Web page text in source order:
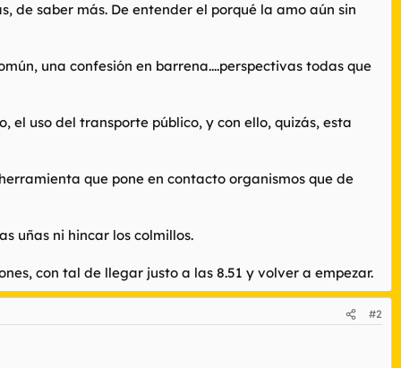
saber más. De entender el porqué la amo aún sin
una confesión en barrena....perspectivas todas que
el uso del transporte público, y con ello, quizás, esta
que pone en contacto organismos que de
uñas ni hincar los colmillos.
con tal de llegar justo a las 8.51 y volver a empezar.
#2